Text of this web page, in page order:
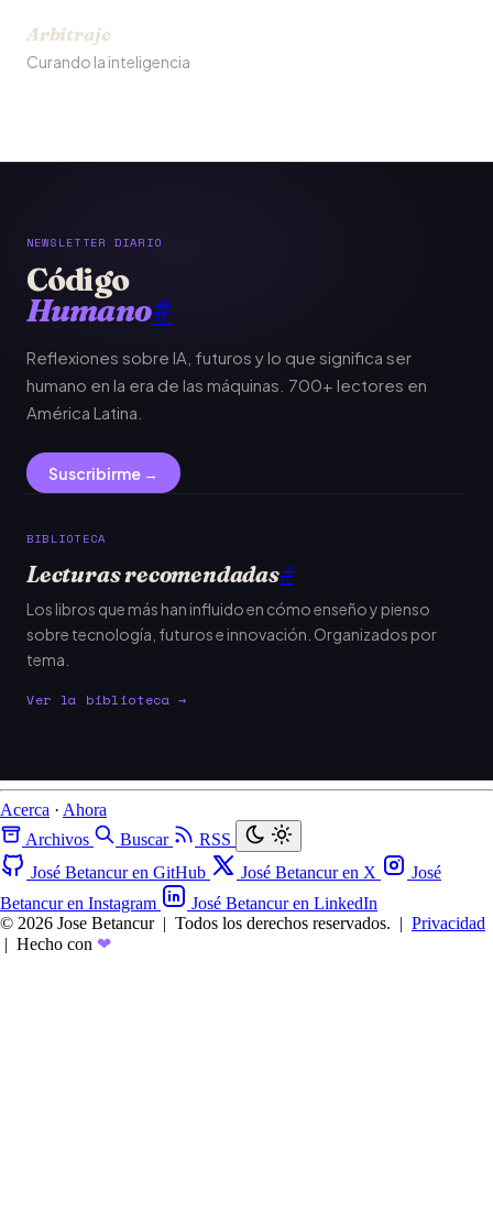
Arbitraje
Curando la inteligencia
NEWSLETTER DIARIO
Código
Humano#
Reflexiones sobre IA, futuros y lo que significa ser
humano en la era de las máquinas. 700+ lectores en
América Latina.
Suscribirme →
BIBLIOTECA
Lecturas recomendadas#
Los libros que más han influido en cómo enseño y pienso
sobre tecnología, futuros e innovación. Organizados por
tema.
Ver la biblioteca →
Acerca · Ahora
Archivos
Buscar
RSS
José Betancur en GitHub
José Betancur en X
José
Betancur en Instagram
José Betancur en LinkedIn
© 2026 Jose Betancur | Todos los derechos reservados. | Privacidad
| Hecho con ❤